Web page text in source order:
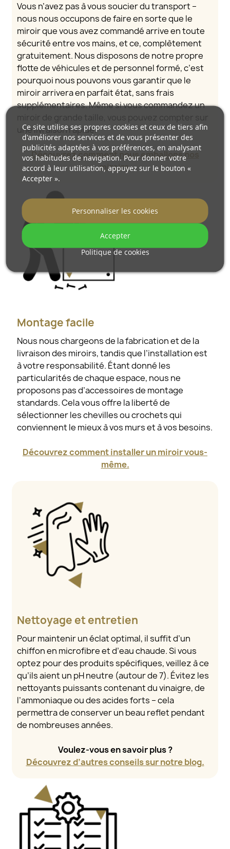
Vous n’avez pas à vous soucier du transport –
nous nous occupons de faire en sorte que le
miroir que vous avez commandé arrive en toute
sécurité entre vos mains, et ce, complètement
gratuitement. Nous disposons de notre propre
flotte de véhicules et de personnel formé, c’est
pourquoi nous pouvons vous garantir que le
miroir arrivera en parfait état, sans frais
supplémentaires. Même si vous commandez un
miroir de grande taille, vous pouvez compter sur
une livraison rapide.
Découvrez comment nous emballons nos
miroirs.
Montage facile
Nous nous chargeons de la fabrication et de la
livraison des miroirs, tandis que l’installation est
à votre responsabilité. Étant donné les
particularités de chaque espace, nous ne
proposons pas d’accessoires de montage
standards. Cela vous offre la liberté de
sélectionner les chevilles ou crochets qui
conviennent le mieux à vos murs et à vos besoins.
Découvrez comment installer un miroir vous-
même.
Nettoyage et entretien
Pour maintenir un éclat optimal, il suffit d’un
chiffon en microfibre et d’eau chaude. Si vous
optez pour des produits spécifiques, veillez à ce
qu’ils aient un pH neutre (autour de 7). Évitez les
nettoyants puissants contenant du vinaigre, de
l’ammoniaque ou des acides forts – cela
permettra de conserver un beau reflet pendant
de nombreuses années.
Voulez-vous en savoir plus ?
Découvrez d’autres conseils sur notre blog.
Ce site utilise ses propres cookies et ceux de tiers afin
d'améliorer nos services et de vous présenter des
publicités adaptées à vos préférences, en analysant
vos habitudes de navigation. Pour donner votre
accord à leur utilisation, appuyez sur le bouton «
Accepter ».
Politique de cookies
Personnaliser les cookies
Accepter